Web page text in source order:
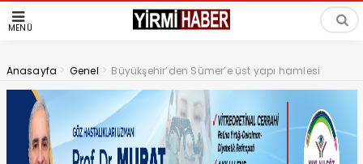
MENÜ
Anasayfa > Genel > Büyükşehir’den Sümer’e üst yapı hamlesi